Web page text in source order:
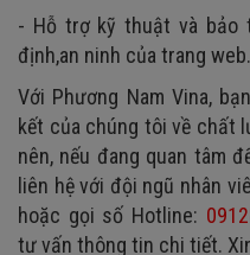
- Hỗ trợ kỹ thuật và bảo
định,an ninh của trang web.
Với Phương Nam Vina,
kết của chúng tôi về chất
nên, nếu đang quan tâm
liên hệ với đội ngũ nhân
hoặc gọi số Hotline:
tư vấn thông tin chi tiết.